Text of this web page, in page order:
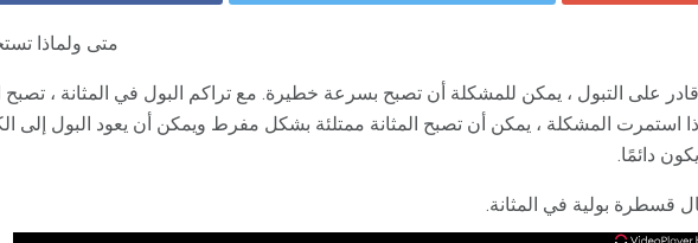
متى ولماذا
على التبول ، يمكن للمشكلة أن تصبح بسرعة خطيرة. مع تراكم البول في المثانة ، تصبح
استمرت المشكلة ، يمكن أن تصبح المثانة ممتلئة بشكل مفرط ويمكن أن يعود البول إلى
دائمًا.
قسطرة بولية في المثانة.